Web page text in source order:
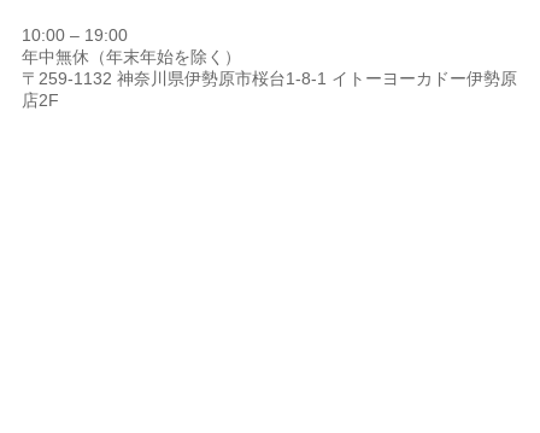
10:00 – 19:00
年中無休（年末年始を除く）
〒259-1132 神奈川県伊勢原市桜台1-8-1 イトーヨーカドー伊勢原
店2F